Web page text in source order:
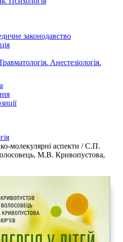
законодавство
Анестезіологія.
молекулярні аспекти / С.П.
М.В. Кривопустова,